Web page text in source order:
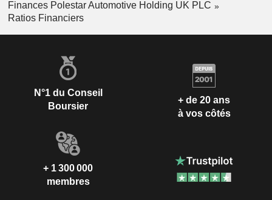
Finances Polestar Automotive Holding UK PLC
Ratios Financiers
N°1 du Conseil
Boursier
+ de 20 ans
à vos côtés
+ 1 300 000
membres